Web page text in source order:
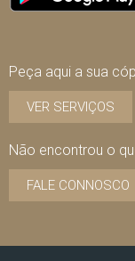
Peça aqui a sua
VER SERVIÇOS
Não encontrou o
FALE CONNOSCO